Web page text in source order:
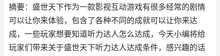
摘要：盛世天下作为一款影视互动游戏有很多经常的剧情
可以让你来体验，包含了各种不同的成就可以让你来达
成，一些玩家想要知道听力达人怎么达成，今天小编将给
玩家们带来关于盛世天下听力达人达成条件，感兴趣的话